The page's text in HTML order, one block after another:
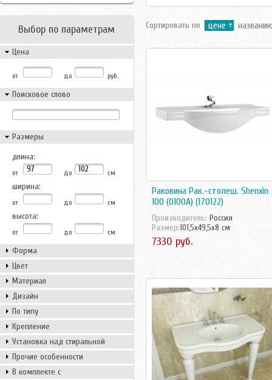
Выбор по параметрам
Цена
от до руб.
Поисковое слово
Размеры
длина:
от до см
ширина:
от до см
высота:
от до см
Форма
Цвет
Материал
Дизайн
По типу
Крепление
Установка над стиральной
машиной
Прочие особенности
В комплекте с
Сортировать по цене
Раковина Рак.-столеш. Shenxin
100 (0100А) (170122)
Производитель: Росcия
Размер:101,5x49,5x8 см
7330 руб.